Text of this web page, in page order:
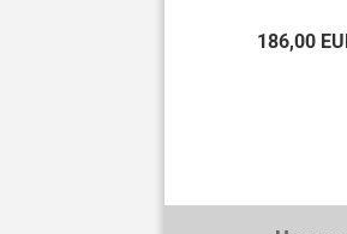
186,00